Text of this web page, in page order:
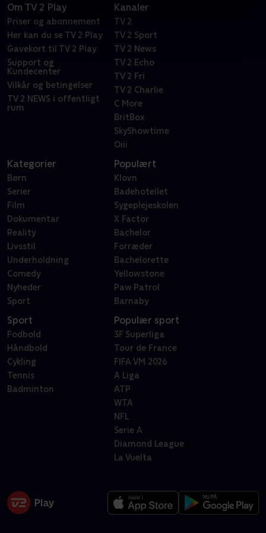
Om TV 2 Play
Priser og abonnement
Her kan du se TV 2 Play
Gavekort til TV 2 Play
Support og
Kundecenter
Vilkår og betingelser
TV 2 NEWS i offentligt
rum
Kanaler
TV 2
TV 2 Sport
TV 2 News
TV 2 Echo
TV 2 Fri
TV 2 Charlie
C More
BritBox
SkyShowtime
Oiii
Kategorier
Børn
Serier
Film
Dokumentar
Reality
Livsstil
Underholdning
Comedy
Nyheder
Sport
Populært
Klovn
Badehotellet
Sygeplejeskolen
X Factor
Bachelor
Forræder
Bachelorette
Yellowstone
Paw Patrol
Barnaby
Sport
Fodbold
Håndbold
Cykling
Tennis
Badminton
Populær sport
3F Superliga
Tour de France
FIFA VM 2026
A Liga
ATP
WTA
NFL
Serie A
Diamond League
La Vuelta